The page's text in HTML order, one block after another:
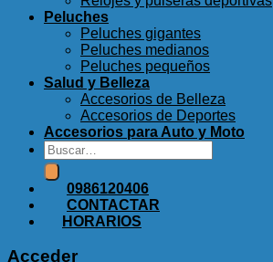
Peluches
Peluches gigantes
Peluches medianos
Peluches pequeños
Salud y Belleza
Accesorios de Belleza
Accesorios de Deportes
Accesorios para Auto y Moto
Buscar
por:
0986120406
CONTACTAR
HORARIOS
Acceder